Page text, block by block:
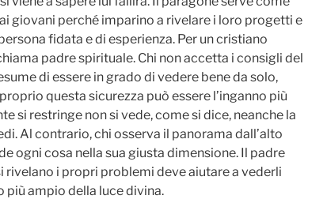
giovani perché imparino a rivelare i loro progetti e
fidata e di esperienza. Per un cristiano
padre spirituale. Chi non accetta i consigli del
di essere in grado di vedere bene da solo,
questa sicurezza può essere l’inganno più
si restringe non si vede, come si dice, neanche la
Al contrario, chi osserva il panorama dall’alto
ogni cosa nella sua giusta dimensione. Il padre
rivelano i propri problemi deve aiutare a vederli
più ampio della luce divina.